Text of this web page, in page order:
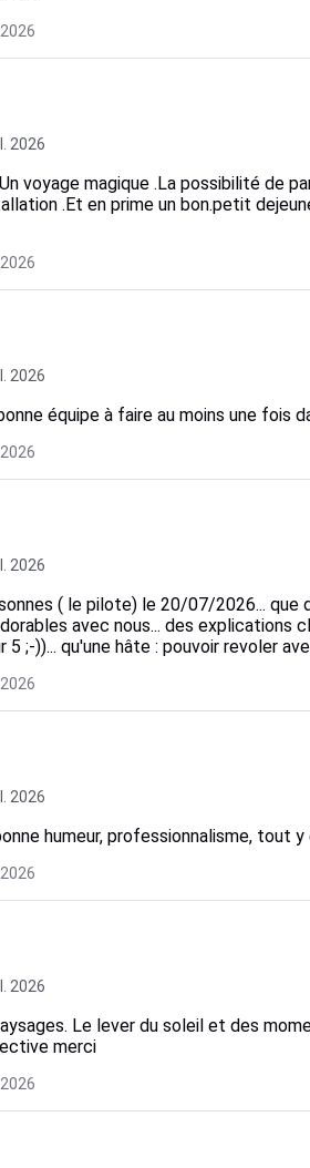
2026
voyage magique .La possibilité de
.Et en prime un bon.petit
2026
équipe à faire au moins une fois
2026
( le pilote) le 20/07/2026... que
avec nous... des explications
;-))... qu'une hâte : pouvoir revoler
2026
humeur, professionnalisme, tout y
2026
Le lever du soleil et des
merci